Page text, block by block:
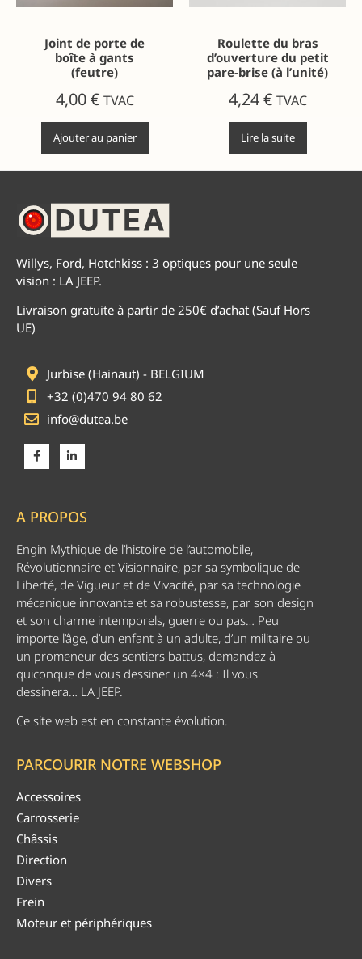
Joint de porte de
boîte à gants
(feutre)
4,00€ TVAC
Ajouter au panier
Roulette du bras
d’ouverture du petit
pare-brise (à l’unité)
4,24€ TVAC
Lire la suite
Willys, Ford, Hotchkiss : 3 optiques pour une seule
vision : LA JEEP.
Livraison gratuite à partir de 250€ d’achat (Sauf Hors
UE)
Jurbise (Hainaut) - BELGIUM
+32 (0)470 94 80 62
info@dutea.be
A PROPOS
Engin Mythique de l’histoire de l’automobile,
Révolutionnaire et Visionnaire, par sa symbolique de
Liberté, de Vigueur et de Vivacité, par sa technologie
mécanique innovante et sa robustesse, par son design
et son charme intemporels, guerre ou pas… Peu
importe l’âge, d’un enfant à un adulte, d’un militaire ou
un promeneur des sentiers battus, demandez à
quiconque de vous dessiner un 4×4 : Il vous
dessinera… LA JEEP.
Ce site web est en constante évolution.
PARCOURIR NOTRE WEBSHOP
Accessoires
Carrosserie
Châssis
Direction
Divers
Frein
Moteur et périphériques